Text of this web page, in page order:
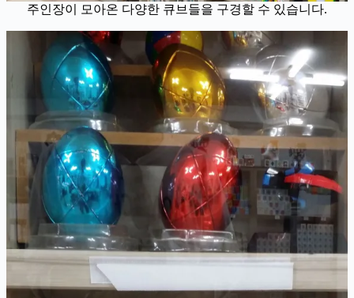
주인장이 모아온 다양한 큐브들을 구경할 수 있습니다.